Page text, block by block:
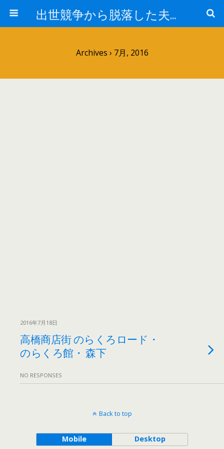
出世競争から脱落した夫と妻の日常
Archives › 7月, 2016
2016年7月18日
高橋商店街 のらくろロード・
のらくろ館・ 森下
NO RESPONSES
Back to top
Mobile Desktop